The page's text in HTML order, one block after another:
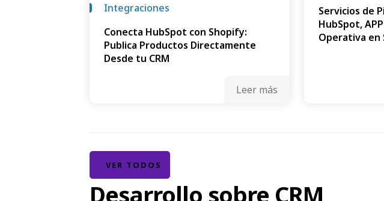
Integraciones
Conecta HubSpot con Shopify:
Publica Productos Directamente
Desde tu CRM
Leer más
Servicios de
HubSpot,
Operativa en
VER TODOS
Desarrollo sobre CRM